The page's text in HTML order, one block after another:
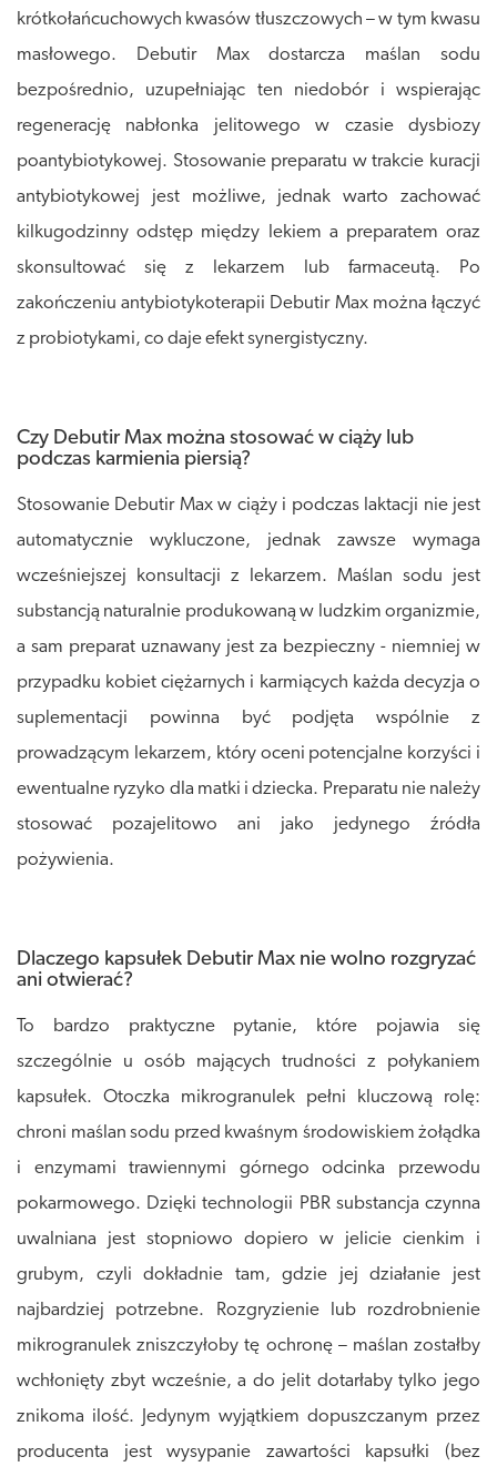
krótkołańcuchowych kwasów tłuszczowych – w tym kwasu
masłowego. Debutir Max dostarcza maślan sodu
bezpośrednio, uzupełniając ten niedobór i wspierając
regenerację nabłonka jelitowego w czasie dysbiozy
poantybiotykowej. Stosowanie preparatu w trakcie kuracji
antybiotykowej jest możliwe, jednak warto zachować
kilkugodzinny odstęp między lekiem a preparatem oraz
skonsultować się z lekarzem lub farmaceutą. Po
zakończeniu antybiotykoterapii Debutir Max można łączyć
z probiotykami, co daje efekt synergistyczny.
Czy Debutir Max można stosować w ciąży lub
podczas karmienia piersią?
Stosowanie Debutir Max w ciąży i podczas laktacji nie jest
automatycznie wykluczone, jednak zawsze wymaga
wcześniejszej konsultacji z lekarzem. Maślan sodu jest
substancją naturalnie produkowaną w ludzkim organizmie,
a sam preparat uznawany jest za bezpieczny - niemniej w
przypadku kobiet ciężarnych i karmiących każda decyzja o
suplementacji powinna być podjęta wspólnie z
prowadzącym lekarzem, który oceni potencjalne korzyści i
ewentualne ryzyko dla matki i dziecka. Preparatu nie należy
stosować pozajelitowo ani jako jedynego źródła
pożywienia.
Dlaczego kapsułek Debutir Max nie wolno rozgryzać
ani otwierać?
To bardzo praktyczne pytanie, które pojawia się
szczególnie u osób mających trudności z połykaniem
kapsułek. Otoczka mikrogranulek pełni kluczową rolę:
chroni maślan sodu przed kwaśnym środowiskiem żołądka
i enzymami trawiennymi górnego odcinka przewodu
pokarmowego. Dzięki technologii PBR substancja czynna
uwalniana jest stopniowo dopiero w jelicie cienkim i
grubym, czyli dokładnie tam, gdzie jej działanie jest
najbardziej potrzebne. Rozgryzienie lub rozdrobnienie
mikrogranulek zniszczyłoby tę ochronę – maślan zostałby
wchłonięty zbyt wcześnie, a do jelit dotarłaby tylko jego
znikoma ilość. Jedynym wyjątkiem dopuszczanym przez
producenta jest wysypanie zawartości kapsułki (bez